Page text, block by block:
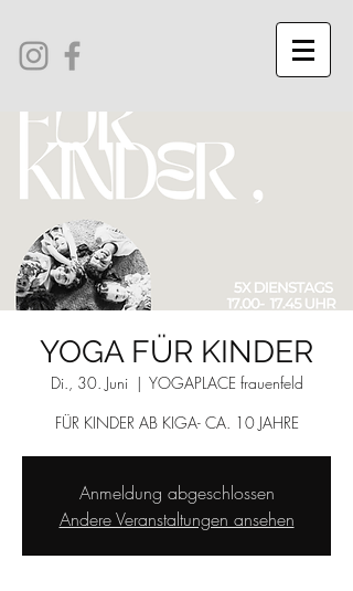
YOGA FÜR KINDER
Di., 30. Juni
  |
YOGAPLACE frauenfeld
FÜR KINDER AB KIGA- CA. 10 JAHRE
Anmeldung abgeschlossen
Andere Veranstaltungen ansehen